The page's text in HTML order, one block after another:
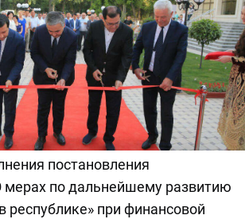
постановления
мерах по дальнейшему развитию
республике» при финансовой